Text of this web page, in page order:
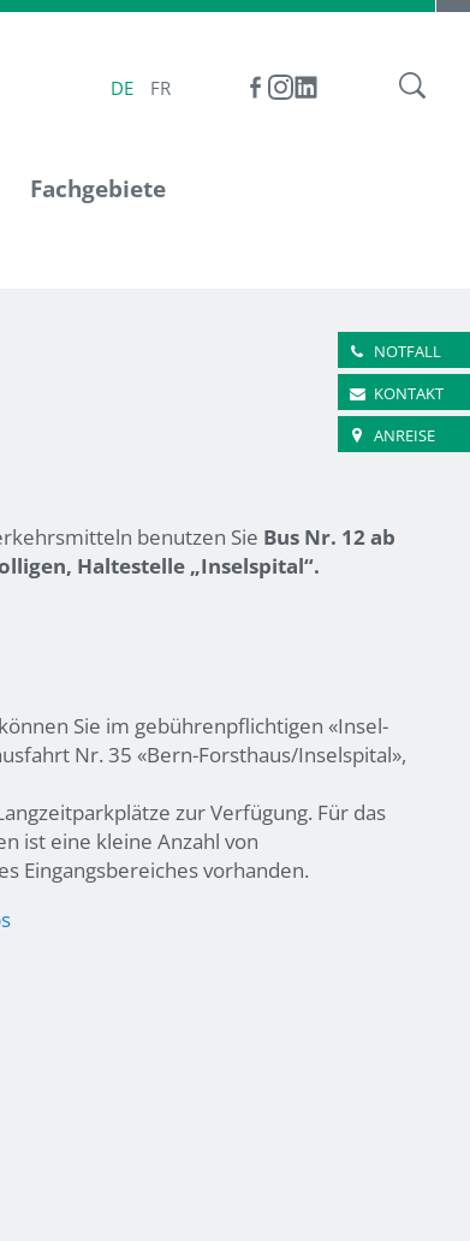
DE FR
Fachgebiete
NOTFALL
KONTAKT
ANREISE
benutzen Sie Bus Nr. 12 ab
Haltestelle „Inselspital“.
Sie im gebührenpflichtigen «Insel-
Nr. 35 «Bern-Forsthaus/Inselspital»,
zur Verfügung. Für das
ist eine kleine Anzahl von
Eingangsbereiches vorhanden.